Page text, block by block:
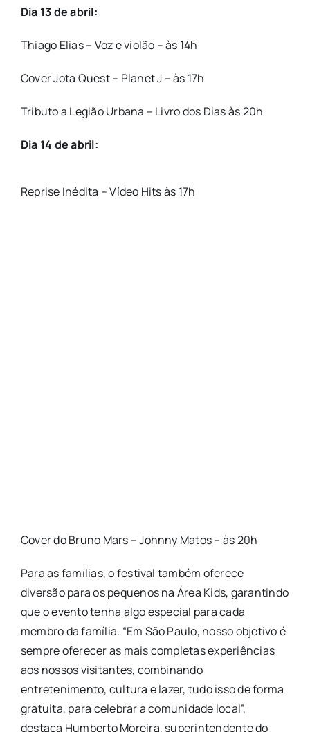
Dia 13 de abril:
Thiago Elias – Voz e violão – às 14h
Cover Jota Quest – Planet J – às 17h
Tributo a Legião Urbana – Livro dos Dias às 20h
Dia 14 de abril:
Reprise Inédita – Vídeo Hits às 17h
Cover do Bruno Mars – Johnny Matos – às 20h
Para as famílias, o festival também oferece
diversão para os pequenos na Área Kids, garantindo
que o evento tenha algo especial para cada
membro da família. “Em São Paulo, nosso objetivo é
sempre oferecer as mais completas experiências
aos nossos visitantes, combinando
entretenimento, cultura e lazer, tudo isso de forma
gratuita, para celebrar a comunidade local”,
destaca Humberto Moreira, superintendente do